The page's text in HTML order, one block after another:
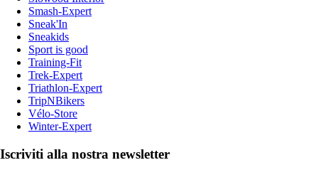
Smash-Expert
Sneak'In
Sneakids
Sport is good
Training-Fit
Trek-Expert
Triathlon-Expert
TripNBikers
Vélo-Store
Winter-Expert
Iscriviti alla nostra newsletter